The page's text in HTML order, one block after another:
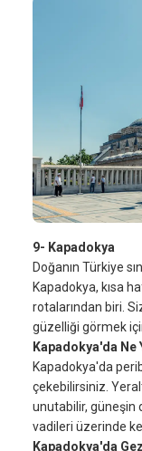
9- Kapadokya
Doğanın Türkiye
Kapadokya, kısa
rotalarından biri.
güzelliği görmek
Kapadokya'da Ne
Kapadokya'da
çekebilirsiniz.
unutabilir, güneşin
vadileri üzerinde
Kapadokya'da